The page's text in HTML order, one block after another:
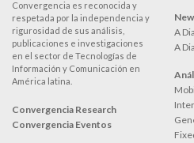
Convergencia es reconocida y
respetada por la independencia y
rigurosidad de sus análisis,
publicaciones e investigaciones
en el sector de Tecnologías de
Información y Comunicación en
América latina.
Convergencia Research
Convergencia Eventos
A
A